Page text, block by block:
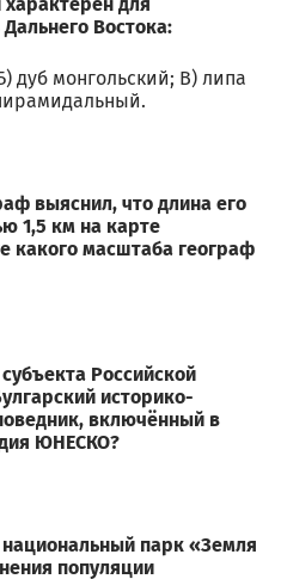
для
Востока:
дуб монгольский; В) липа
выяснил, что длина его
1,5 км на карте
какого масштаба географ
Российской
историко-
включённый в
ЮНЕСКО?
национальный парк «Земля
популяции